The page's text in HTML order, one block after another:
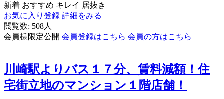
新着 おすすめ キレイ 居抜き
お気に入り登録 詳細をみる
閲覧数: 508人
会員様限定公開 会員登録はこちら 会員の方はこちら
川崎駅よりバス１７分、賃料減額！住
宅街立地のマンション１階店舗！